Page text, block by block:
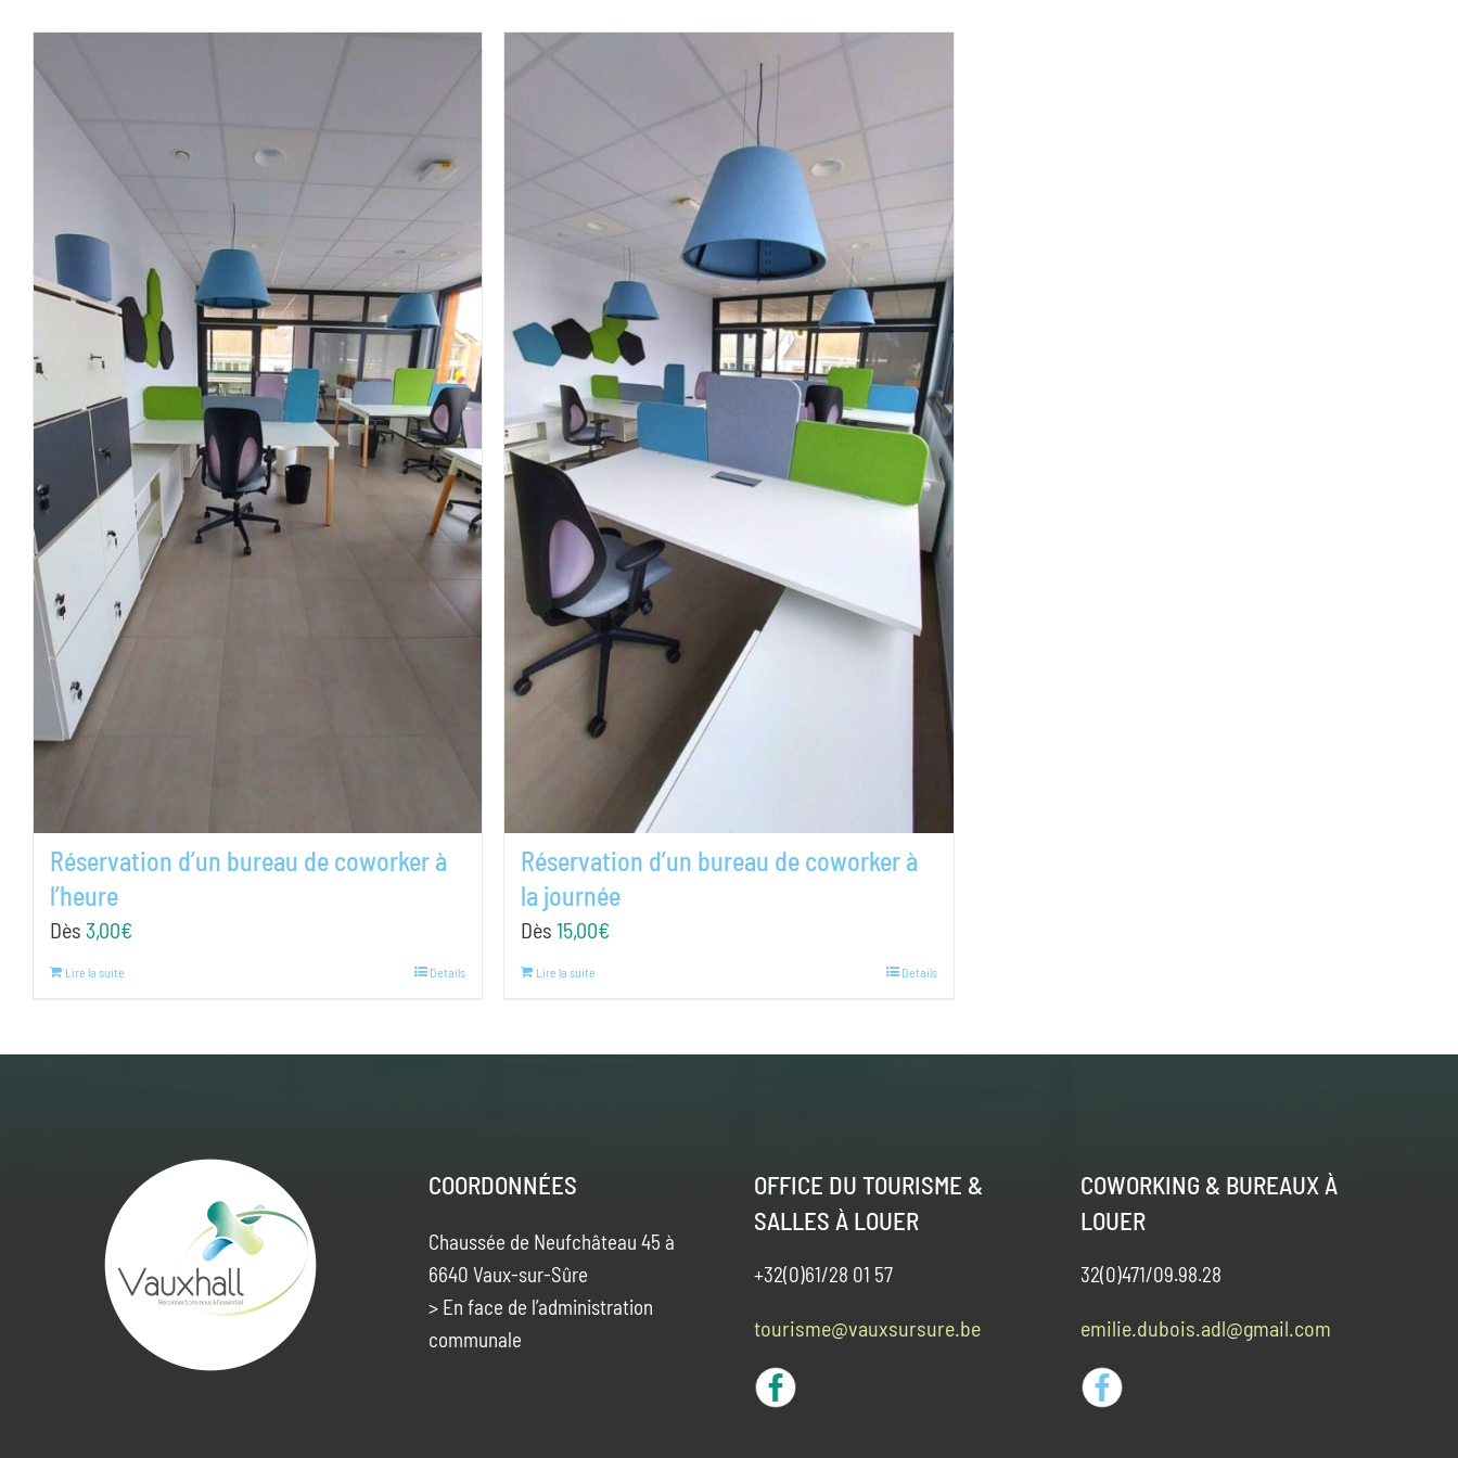
Réservation d’un bureau de coworker à
l’heure
Dès 3,00€
Lire la suite Details
Réservation d’un bureau de coworker à
la journée
Dès15,00€
Lire la suite Details
COORDONNÉES
Chaussée de Neufchâteau 45 à
6640 Vaux-sur-Sûre
> En face de l’administration
communale
OFFICE DU TOURISME &
SALLES À LOUER
+32(0)61/28 01 57
tourisme@vauxsursure.be
COWORKING & BUREAUX À
LOUER
32(0)471/09.98.28
emilie.dubois.adl@gmail.com